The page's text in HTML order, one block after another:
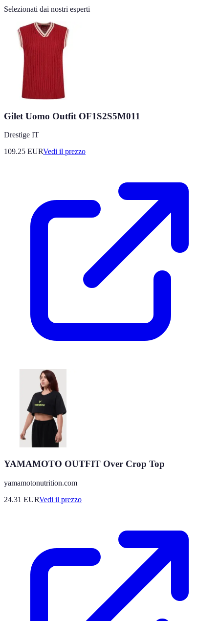
Selezionati dai nostri esperti
Gilet Uomo Outfit OF1S2S5M011
Drestige IT
109.25 EURVedi il prezzo
YAMAMOTO OUTFIT Over Crop Top
yamamotonutrition.com
24.31 EURVedi il prezzo